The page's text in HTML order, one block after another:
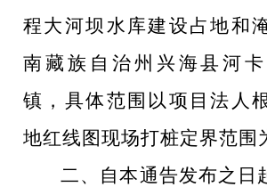
程大河坝水库建设占地和
南藏族自治州兴海县河
镇，具体范围以项目法人
地红线图现场打桩定界范围
二、自本通告发布之日